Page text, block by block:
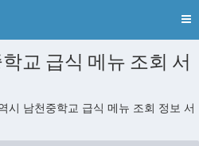
교 급식 메뉴 조회 서
시 남천중학교 급식 메뉴 조회 정보 서